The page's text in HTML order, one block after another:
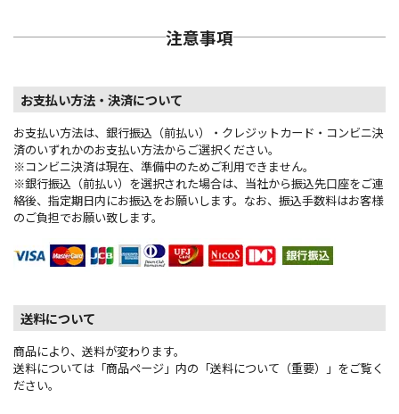
注意事項
お支払い方法・決済について
お支払い方法は、銀行振込（前払い）・クレジットカード・コンビニ決
済のいずれかのお支払い方法からご選択ください。
※コンビニ決済は現在、準備中のためご利用できません。
※銀行振込（前払い）を選択された場合は、当社から振込先口座をご連
絡後、指定期日内にお振込をお願いします。なお、振込手数料はお客様
のご負担でお願い致します。
送料について
商品により、送料が変わります。
送料については「商品ページ」内の「送料について（重要）」をご覧く
ださい。